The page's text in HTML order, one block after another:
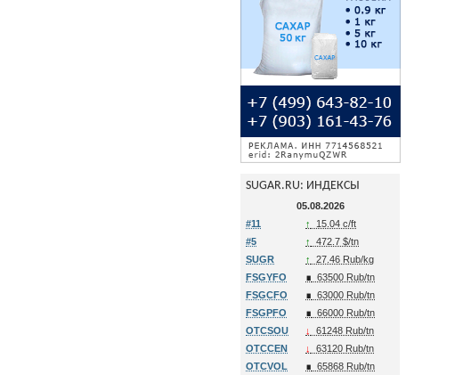
SUGAR.RU: ИНДЕКСЫ
05.08.2026
#11
↑
15.04 c/ft
#5
↑
472.7 $/tn
SUGR
↑
27.46 Rub/kg
FSGYFO
∎ 63500 Rub/tn
FSGCFO
∎ 63000 Rub/tn
FSGPFO
∎ 66000 Rub/tn
OTCSOU
↓
61248 Rub/tn
OTCCEN
↓
63120 Rub/tn
OTCVOL
∎ 65868 Rub/tn